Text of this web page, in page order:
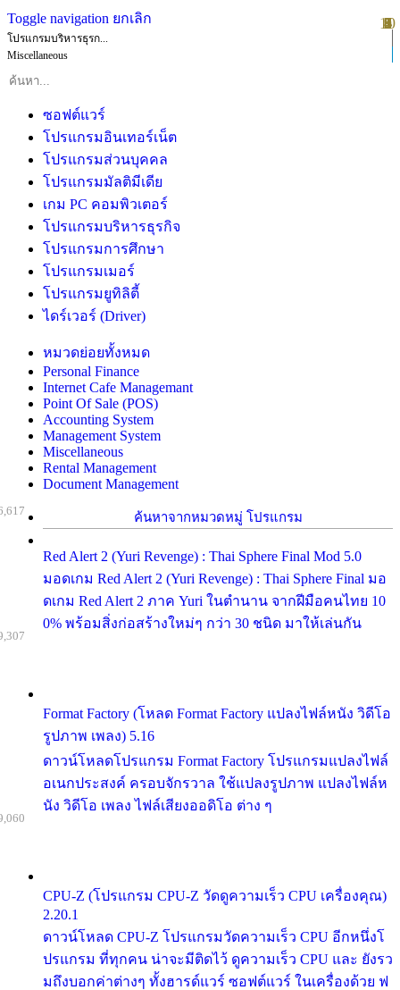
Toggle navigation ยกเลิก
โปรแกรมบริหารธุรก...
Miscellaneous
ซอฟต์แวร์
โปรแกรมอินเทอร์เน็ต
โปรแกรมส่วนบุคคล
โปรแกรมมัลติมีเดีย
เกม PC คอมพิวเตอร์
โปรแกรมบริหารธุรกิจ
โปรแกรมการศึกษา
โปรแกรมเมอร์
โปรแกรมยูทิลิตี้
ไดร์เวอร์ (Driver)
หมวดย่อยทั้งหมด
Personal Finance
Internet Cafe Managemant
Point Of Sale (POS)
Accounting System
Management System
Miscellaneous
Rental Management
Document Management
ค้นหาจากหมวดหมู่ โปรแกรม
Red Alert 2 (Yuri Revenge) : Thai Sphere Final Mod 5.0
มอดเกม Red Alert 2 (Yuri Revenge) : Thai Sphere Final มอ
ดเกม Red Alert 2 ภาค Yuri ในตำนาน จากฝีมือคนไทย 10
0% พร้อมสิ่งก่อสร้างใหม่ๆ กว่า 30 ชนิด มาให้เล่นกัน
Format Factory (โหลด Format Factory แปลงไฟล์หนัง วิดีโอ
รูปภาพ เพลง) 5.16
ดาวน์โหลดโปรแกรม Format Factory โปรแกรมแปลงไฟล์
อเนกประสงค์ ครอบจักรวาล ใช้แปลงรูปภาพ แปลงไฟล์ห
นัง วิดีโอ เพลง ไฟล์เสียงออดิโอ ต่าง ๆ
CPU-Z (โปรแกรม CPU-Z วัดดูความเร็ว CPU เครื่องคุณ)
2.20.1
ดาวน์โหลด CPU-Z โปรแกรมวัดความเร็ว CPU อีกหนึ่งโ
ปรแกรม ที่ทุกคน น่าจะมีติดไว้ ดูความเร็ว CPU และ ยังรว
มถึงบอกค่าต่างๆ ทั้งฮารด์แวร์ ซอฟต์แวร์ ในเครื่องด้วย ฟ
1
2
3
4
5
6
7
8
9
10